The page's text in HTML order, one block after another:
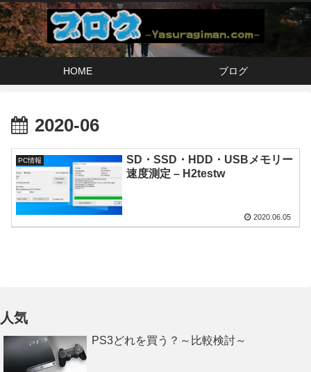
HOME ブログ
2020-06
PC情報
SD・SSD・HDD・USBメモリー
速度測定 – H2testw
2020.06.05
人気
PS3どれを買う？～比較検討～